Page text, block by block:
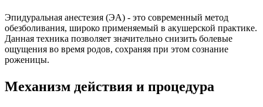
Эпидуральная анестезия (ЭА) - это современный метод
обезболивания, широко применяемый в акушерской практике.
Данная техника позволяет значительно снизить болевые
ощущения во время родов, сохраняя при этом сознание
роженицы.
Механизм действия и процедура